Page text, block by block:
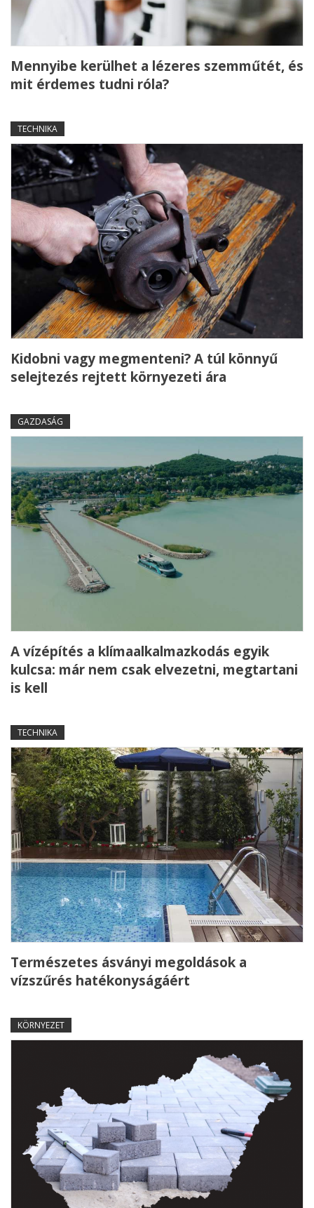
Mennyibe kerülhet a lézeres szemműtét, és
mit érdemes tudni róla?
TECHNIKA
Kidobni vagy megmenteni? A túl könnyű
selejtezés rejtett környezeti ára
GAZDASÁG
A vízépítés a klímaalkalmazkodás egyik
kulcsa: már nem csak elvezetni, megtartani
is kell
TECHNIKA
Természetes ásványi megoldások a
vízszűrés hatékonyságáért
KÖRNYEZET